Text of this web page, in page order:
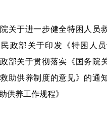
院关于进一步健全特困人员
民政部关于印发《特困人
部关于贯彻落实《国务院
助供养制度的意见》的通
供养工作规程》